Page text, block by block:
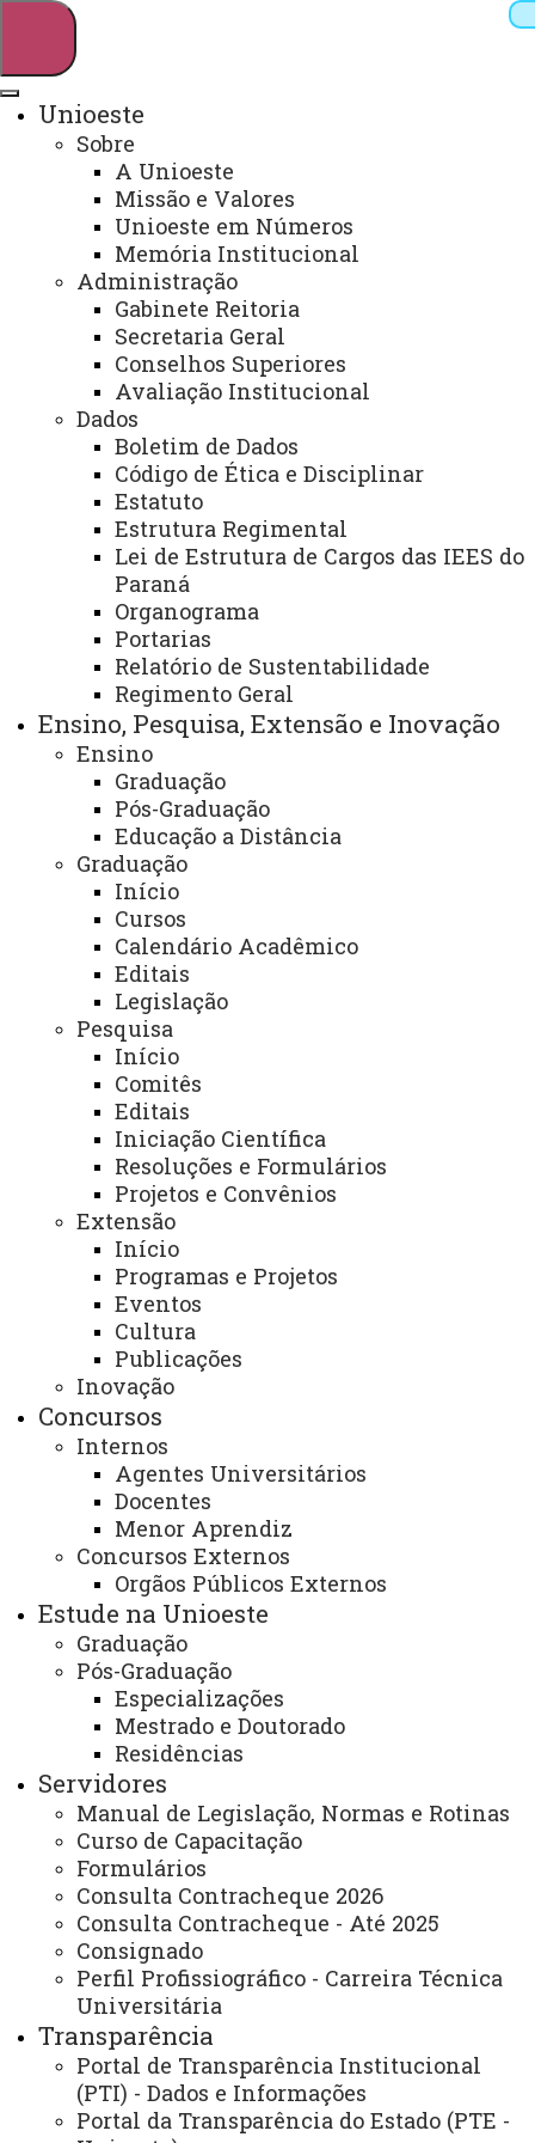
Webmail Sistemas
Telefones
Arquivo Virtual
Campus
Unioeste
Sobre
A Unioeste
Missão e Valores
Unioeste em Números
Memória Institucional
Administração
Gabinete Reitoria
Secretaria Geral
Conselhos Superiores
Avaliação Institucional
Dados
Boletim de Dados
Código de Ética e Disciplinar
Estatuto
Estrutura Regimental
Lei de Estrutura de Cargos das IEES do
Paraná
Organograma
Portarias
Relatório de Sustentabilidade
Regimento Geral
Ensino, Pesquisa, Extensão e Inovação
Ensino
Graduação
Pós-Graduação
Educação a Distância
Graduação
Início
Cursos
Calendário Acadêmico
Editais
Legislação
Pesquisa
Início
Comitês
Editais
Iniciação Científica
Resoluções e Formulários
Projetos e Convênios
Extensão
Início
Programas e Projetos
Eventos
Cultura
Publicações
Inovação
Concursos
Internos
Agentes Universitários
Docentes
Menor Aprendiz
Concursos Externos
Orgãos Públicos Externos
Estude na Unioeste
Graduação
Pós-Graduação
Especializações
Mestrado e Doutorado
Residências
Servidores
Manual de Legislação, Normas e Rotinas
Curso de Capacitação
Formulários
Consulta Contracheque 2026
Consulta Contracheque - Até 2025
Consignado
Perfil Profissiográfico - Carreira Técnica
Universitária
Transparência
Portal de Transparência Institucional
(PTI) - Dados e Informações
Portal da Transparência do Estado (PTE -
Colegiado do Curso de Química
Licenciatura - CCQL
Centro de Engenharias e Ciências Exatas -
CECE/Toledo
Finalidade e competências:
Atendimento administrativo e pedagógico do
curso. Atendimentos aos docentes e discentes. Conduzir
o NDE. Reformular o PPP do curso. Responder pelo
reconhecimento do curso perante o Conselho Estadual
de Educação.
Descrição dos serviços oferecidos:
- Assistência administrativa aos docentes e
discentes do curso;
- Assistência pedagógica aos docentes e
discentes do curso;
- Conduzir as reuniões de colegiado;
- Elaborar os horários de cada ano letivo;
- Distribuir os horários entre os professores do
colegiado.
E-mail:toledo.lquímica@unioeste.br
Telefone:
Página Eletrônica
https://www.unioeste.br/portal/comunidade-
unioeste/cursos?campus=toledo
Endereço para atendimento presencial e
correspondência:
UNIOESTE – CAMPUS DE TOLEDO
Rua Guaíra, 3141 - Jardim Santa Maria - Toledo,
Pr - CEP: 85903-220.
Dias e horários de Atendimento:
Segunda-feira a sexta-feira das 7h30 às 12h00,
das 13h30 às 21h00.
ATUALIZAÇÃO MAIS RECENTE: 15 DE JULHO DE
2025
ACESSOS: 1158
Você está aqui:Unioeste
Carta de Serviços
Campus de Toledo - Carta de Serviços